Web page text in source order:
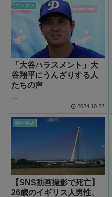
エンタメ
「大谷ハラスメント」大
谷翔平にうんざりする人
たちの声
2024.10.22
事件事故
【SNS動画撮影で死亡】
26歳のイギリス人男性、